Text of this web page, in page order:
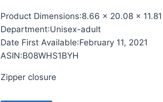
Product Dimensions‏:‎8.66 x
Department‏:‎Unisex-adult
Date First Available‏:‎February 11, 2021
ASIN‏:‎B08WHS1BYH
Zipper closure